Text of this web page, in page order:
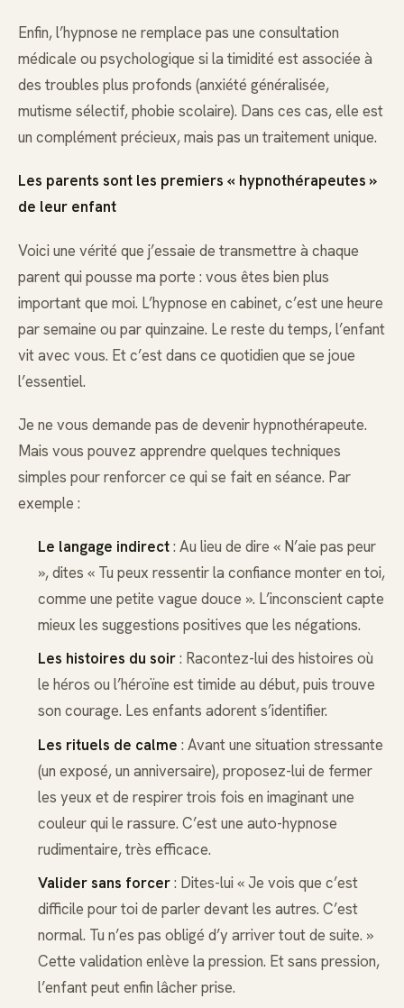
Enfin, l’hypnose ne remplace pas une consultation
médicale ou psychologique si la timidité est associée à
des troubles plus profonds (anxiété généralisée,
mutisme sélectif, phobie scolaire). Dans ces cas, elle est
un complément précieux, mais pas un traitement unique.
Les parents sont les premiers « hypnothérapeutes »
de leur enfant
Voici une vérité que j’essaie de transmettre à chaque
parent qui pousse ma porte : vous êtes bien plus
important que moi. L’hypnose en cabinet, c’est une heure
par semaine ou par quinzaine. Le reste du temps, l’enfant
vit avec vous. Et c’est dans ce quotidien que se joue
l’essentiel.
Je ne vous demande pas de devenir hypnothérapeute.
Mais vous pouvez apprendre quelques techniques
simples pour renforcer ce qui se fait en séance. Par
exemple :
Le langage indirect: Au lieu de dire « N’aie pas peur
», dites « Tu peux ressentir la confiance monter en toi,
comme une petite vague douce ». L’inconscient capte
mieux les suggestions positives que les négations.
Les histoires du soir: Racontez-lui des histoires où
le héros ou l’héroïne est timide au début, puis trouve
son courage. Les enfants adorent s’identifier.
Les rituels de calme : Avant une situation stressante
(un exposé, un anniversaire), proposez-lui de fermer
les yeux et de respirer trois fois en imaginant une
couleur qui le rassure. C’est une auto-hypnose
rudimentaire, très efficace.
Valider sans forcer: Dites-lui « Je vois que c’est
difficile pour toi de parler devant les autres. C’est
normal. Tu n’es pas obligé d’y arriver tout de suite. »
Cette validation enlève la pression. Et sans pression,
l’enfant peut enfin lâcher prise.